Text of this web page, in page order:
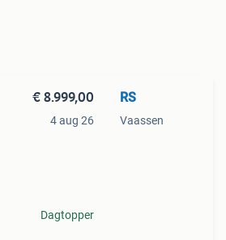
€ 8.999,00
4 aug 26
Dagtopper
RS
Vaassen